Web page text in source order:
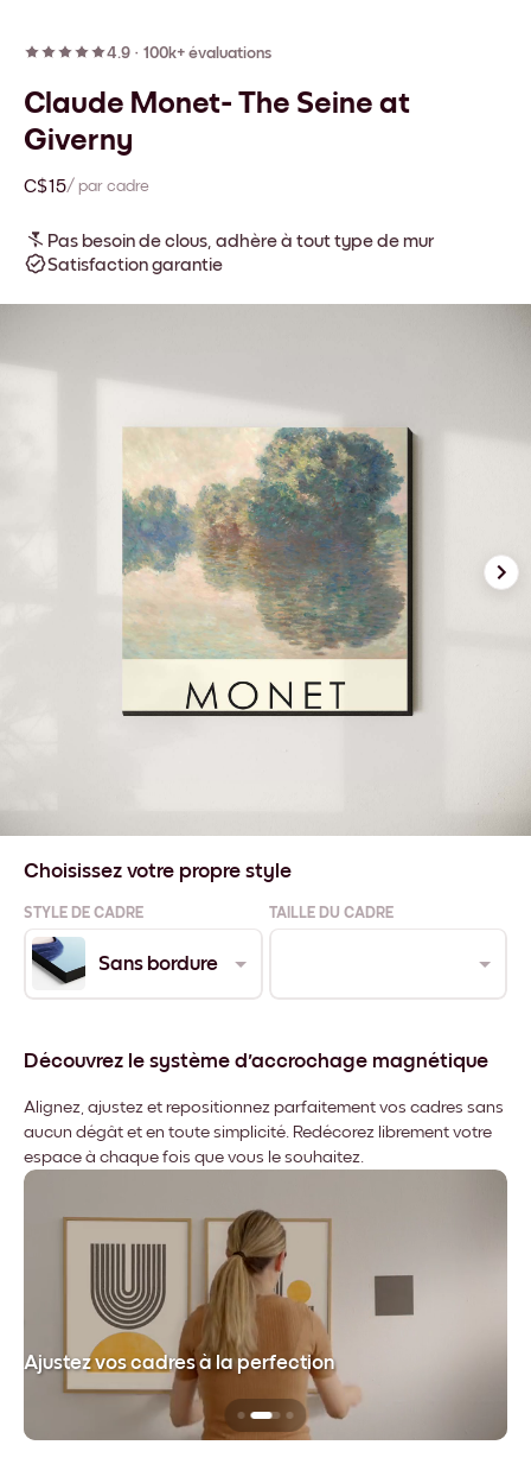
4.9 · 100k+ évaluations
Claude Monet- The Seine at
Giverny
C$15/ par cadre
Pas besoin de clous, adhère à tout type de mur
Satisfaction garantie
Choisissez votre propre style
STYLE DE CADRE TAILLE DU CADRE
Sans bordure
Découvrez le système d'accrochage magnétique
Alignez, ajustez et repositionnez parfaitement vos cadres sans
aucun dégât et en toute simplicité. Redécorez librement votre
espace à chaque fois que vous le souhaitez.
Ajustez vos cadres à la perfection